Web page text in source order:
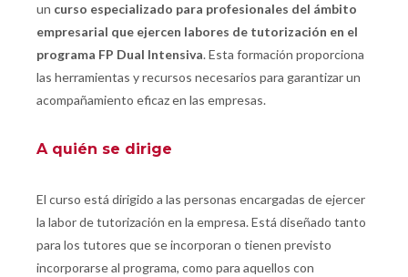
un curso especializado para profesionales del ámbito
empresarial que ejercen labores de tutorización en el
programa FP Dual Intensiva. Esta formación proporciona
las herramientas y recursos necesarios para garantizar un
acompañamiento eficaz en las empresas.
A quién se dirige
El curso está dirigido a las personas encargadas de ejercer
la labor de tutorización en la empresa. Está diseñado tanto
para los tutores que se incorporan o tienen previsto
incorporarse al programa, como para aquellos con